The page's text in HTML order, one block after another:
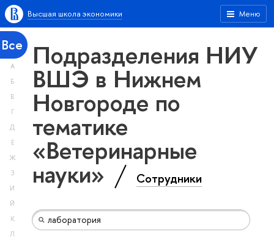
Меню
Высшая школа экономики
Все
А
Б
В
Г
Д
Е
Ж
З
И
Й
К
Л
Подразделения НИУ
ВШЭ в Нижнем
Новгороде по
тематике
«Ветеринарные
науки» Сотрудники